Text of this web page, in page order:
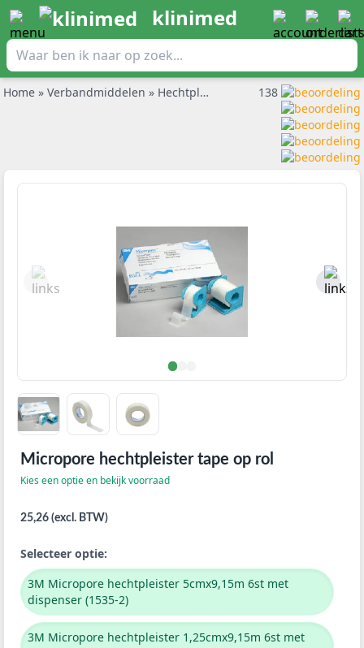
klinimed
Home » Verbandmiddelen » Hechtpleisters en pleisterrol »
138
Micropore hechtpleister tape op rol
Kies een optie en bekijk voorraad
25,26 (excl. BTW)
Selecteer optie:
3M Micropore hechtpleister 5cmx9,15m 6st met
dispenser (1535-2)
3M Micropore hechtpleister 1,25cmx9,15m 6st met